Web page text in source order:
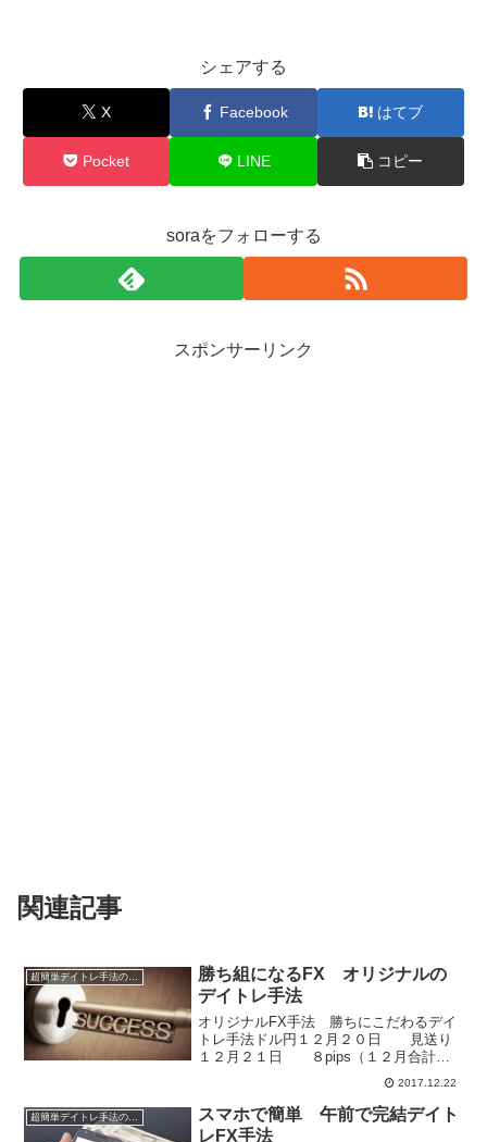
シェアする
X Facebook はてブ
Pocket LINE コピー
soraをフォローする
スポンサーリンク
関連記事
勝ち組になるFX オリジナルの
デイトレ手法
オリジナルFX手法 勝ちにこだわるデイ
トレ手法ドル円１２月２０日 見送り
１２月２１日 ８pips（１２月合計
３８pips)１２月の総合計は自慢できるよ
うな成績ではないですが、ドル円の相場
環境からするとまずまずの成績を残せて
いると思いま...
2017.12.22
超簡単デイトレ手法の成績
スマホで簡単 午前で完結デイト
レFX手法